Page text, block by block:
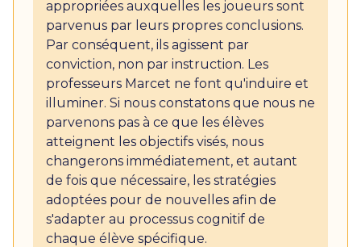
appropriées auxquelles les joueurs sont
parvenus par leurs propres conclusions.
Par conséquent, ils agissent par
conviction, non par instruction. Les
professeurs Marcet ne font qu'induire et
illuminer. Si nous constatons que nous ne
parvenons pas à ce que les élèves
atteignent les objectifs visés, nous
changerons immédiatement, et autant
de fois que nécessaire, les stratégies
adoptées pour de nouvelles afin de
s'adapter au processus cognitif de
chaque élève spécifique.